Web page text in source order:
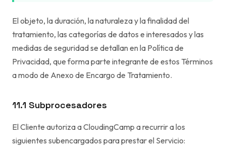
El objeto, la duración, la naturaleza y la finalidad del
tratamiento, las categorías de datos e interesados y las
medidas de seguridad se detallan en la Política de
Privacidad, que forma parte integrante de estos Términos
a modo de Anexo de Encargo de Tratamiento.
11.1 Subprocesadores
El Cliente autoriza a CloudingCamp a recurrir a los
siguientes subencargados para prestar el Servicio: